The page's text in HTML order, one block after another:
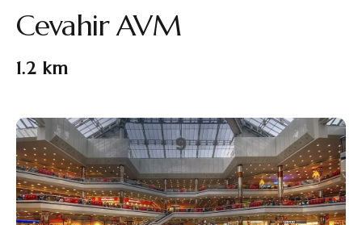
Galeri
Bölge
İletişim
TR
Cevahir AVM
1.2 km